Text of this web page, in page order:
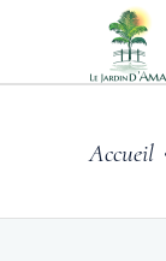
Accueil